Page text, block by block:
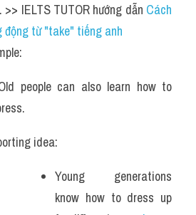
>> IELTS TUTOR hướng dẫn Cách
động từ "take" tiếng anh
people can also learn how to
idea:
Young generations
know how to dress up